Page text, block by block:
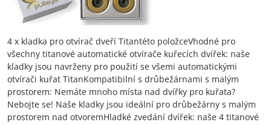
4 x kladka pro otvírač dveří Titantéto položceVhodné pro
všechny titanové automatické otvírače kuřecích dvířek: naše
kladky jsou navrženy pro použití se všemi automatickými
otvírači kuřat TitanKompatibilní s drůbežárnami s malým
prostorem: Nemáte mnoho místa nad dvířky pro kuřata?
Nebojte se! Naše kladky jsou ideální pro drůbežárny s malým
prostorem nad otvoremHladké zvedání dvířek: naše 4 titanové